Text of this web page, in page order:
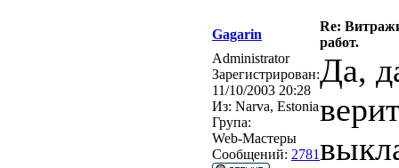
Gagarin
Re:
работ.
Administrator
Зарегистрирован:
11/10/2003 20:28
Из: Narva, Estonia
Група:
Web-Мастеры
Сообщений: 2781
Да,